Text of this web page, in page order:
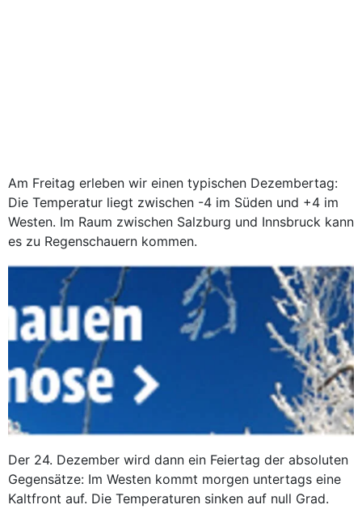
Am Freitag erleben wir einen typischen Dezembertag:
Die Temperatur liegt zwischen -4 im Süden und +4 im
Westen. Im Raum zwischen Salzburg und Innsbruck kann
es zu Regenschauern kommen.
Der 24. Dezember wird dann ein Feiertag der absoluten
Gegensätze: Im Westen kommt morgen untertags eine
Kaltfront auf. Die Temperaturen sinken auf null Grad.